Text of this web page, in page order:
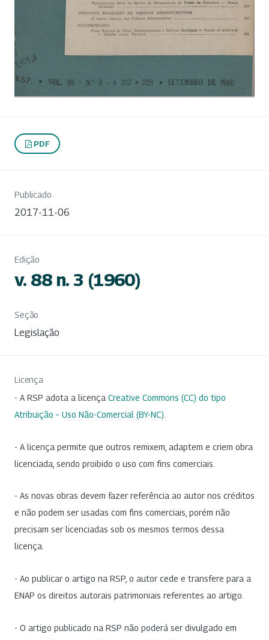
PDF
Publicado
2017-11-06
Edição
v. 88 n. 3 (1960)
Seção
Legislação
Licença
- A RSP adota a licença Creative Commons (CC) do tipo
Atribuição – Uso Não-Comercial (BY-NC)
- A licença permite que outros remixem, adaptem e criem obra
licenciada, sendo proibido o uso com fins comerciais.
- As novas obras devem fazer referência ao autor nos créditos
e não podem ser usadas com fins comerciais, porém não
precisam ser licenciadas sob os mesmos termos dessa
licença.
- Ao publicar o artigo na RSP, o autor cede e transfere para a
ENAP os direitos autorais patrimoniais referentes ao artigo.
- O artigo publicado na RSP não poderá ser divulgado em